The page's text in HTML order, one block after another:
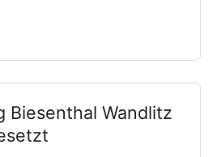
Biesenthal Wandlitz